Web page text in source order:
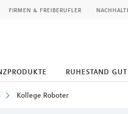
firmen & freiberufler
ruhestand
Kollege Roboter